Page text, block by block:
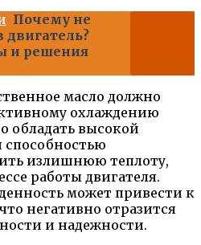
Почему не
двигатель?
и решения
масло должно
охлаждению
обладать высокой
способностью
излишнюю теплоту,
работы двигателя.
может привести к
негативно отразится
и надежности.